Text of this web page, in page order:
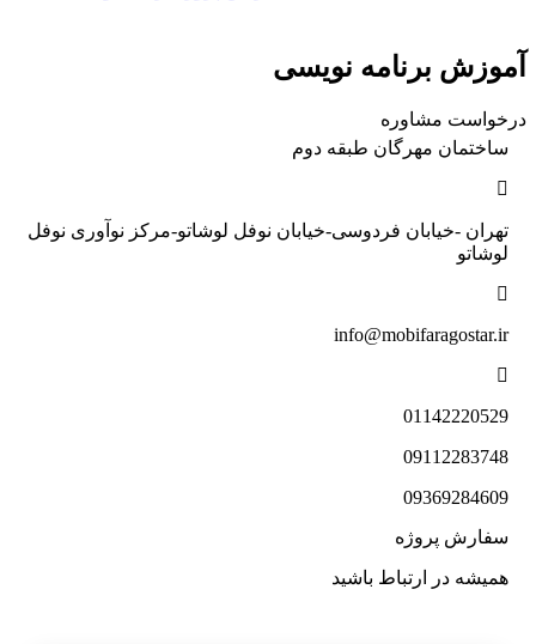
آموزش برنامه نویسی
درخواست مشاوره
ساختمان مهرگان طبقه دوم
تهران -خیابان فردوسی-خیابان نوفل لوشاتو-مرکز نوآوری نوفل
لوشاتو
info@mobifaragostar.ir
01142220529
09112283748
09369284609
سفارش پروژه
همیشه در ارتباط باشید